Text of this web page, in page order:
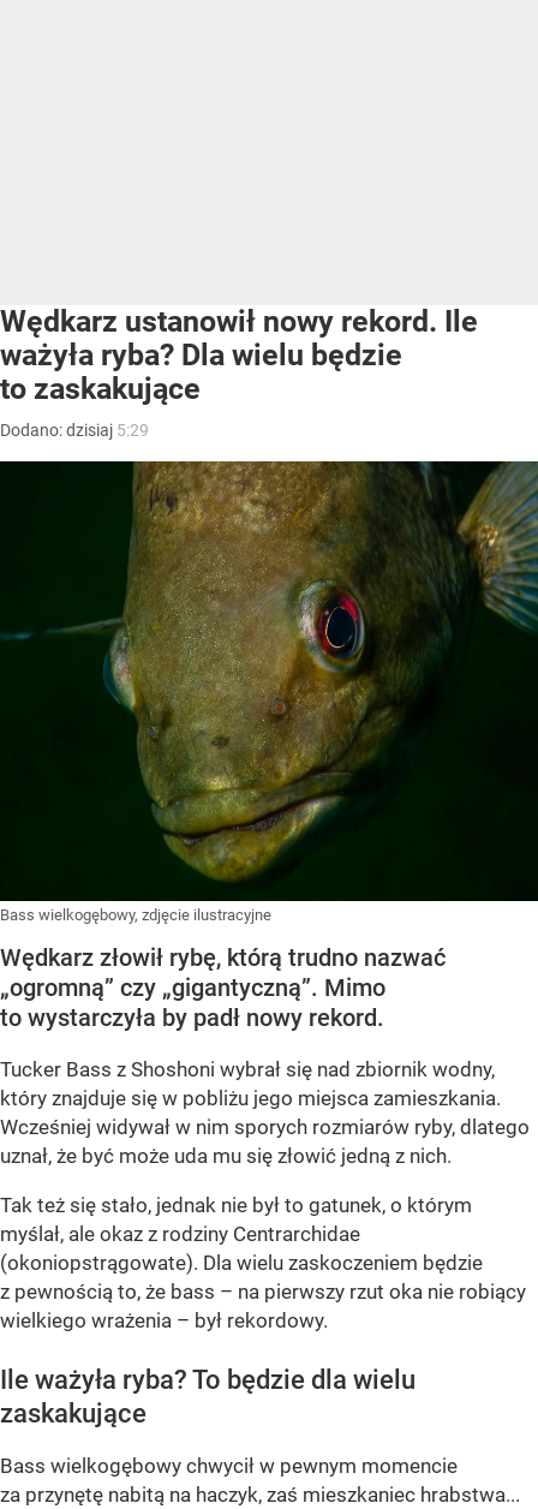
Wędkarz ustanowił nowy rekord. Ile
ważyła ryba? Dla wielu będzie
to zaskakujące
Dodano:dzisiaj 5:29
Bass wielkogębowy, zdjęcie ilustracyjne
Wędkarz złowił rybę, którą trudno nazwać
„ogromną” czy „gigantyczną”. Mimo
to wystarczyła by padł nowy rekord.
Tucker Bass z Shoshoni wybrał się nad zbiornik wodny,
który znajduje się w pobliżu jego miejsca zamieszkania.
Wcześniej widywał w nim sporych rozmiarów ryby, dlatego
uznał, że być może uda mu się złowić jedną z nich.
Tak też się stało, jednak nie był to gatunek, o którym
myślał, ale okaz z rodziny Centrarchidae
(okoniopstrągowate). Dla wielu zaskoczeniem będzie
z pewnością to, że bass – na pierwszy rzut oka nie robiący
wielkiego wrażenia – był rekordowy.
Ile ważyła ryba? To będzie dla wielu
zaskakujące
Bass wielkogębowy chwycił w pewnym momencie
za przynętę nabitą na haczyk, zaś mieszkaniec hrabstwa...